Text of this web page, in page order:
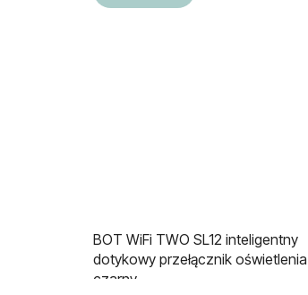
BOT WiFi TWO SL12 inteligentny
dotykowy przełącznik oświetlenia
czarny